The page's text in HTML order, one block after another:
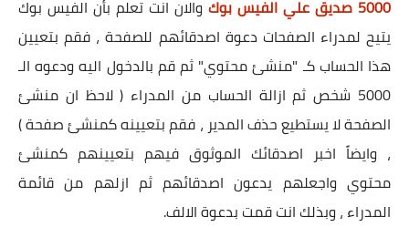
5000 صديق علي الفيس بوك
والان انت تعلم بأن الفيس بوك
يتيح لمدراء الصفحات دعوة اصدقائهم للصفحة ، فقم بتعيين
هذا الحساب كـ "منشئ محتوي" ثم قم بالدخول اليه ودعوه الـ
5000 شخص ثم ازالة الحساب من المدراء ( لاحظ ان منشئ
الصفحة لا يستطيع حذف المدير ، فقم بتعيينه كمنشئ صفحة )
، وايضاً اخبر اصدقائك الموثوق فيهم بتعيينهم كمنشئ
محتوي واجعلهم يدعون اصدقائهم ثم ازلهم من قائمة
المدراء ، وبذلك انت قمت بدعوة الالف.